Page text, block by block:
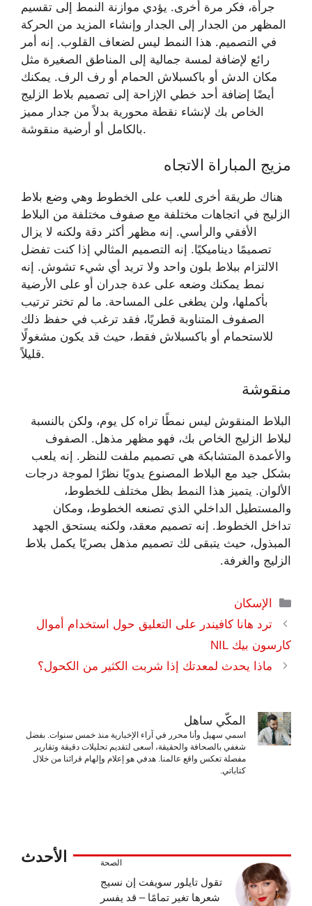
جرأة، فكر مرة أخرى. يؤدي موازنة النمط إلى تقسيم
المظهر من الجدار إلى الجدار وإنشاء المزيد من الحركة
في التصميم. هذا النمط ليس لضعاف القلوب. إنه أمر
رائع لإضافة لمسة جمالية إلى المناطق الصغيرة مثل
مكان الدش أو باكسبلاش الحمام أو رف الرف. يمكنك
أيضًا إضافة أحد خطي الإزاحة إلى تصميم بلاط الزليج
الخاص بك لإنشاء نقطة محورية بدلاً من جدار مميز
بالكامل أو أرضية منقوشة.
مزيج المباراة الاتجاه
هناك طريقة أخرى للعب على الخطوط وهي وضع بلاط
الزليج في اتجاهات مختلفة مع صفوف مختلفة من البلاط
الأفقي والرأسي. إنه مظهر أكثر دقة ولكنه لا يزال
تصميمًا ديناميكيًا. إنه التصميم المثالي إذا كنت تفضل
الالتزام ببلاط بلون واحد ولا تريد أي شيء تشوش. إنه
نمط يمكنك وضعه على عدة جدران أو على الأرضية
بأكملها، ولن يطغى على المساحة. ما لم تختر ترتيب
الصفوف المتناوبة قطريًا، فقد ترغب في حفظ ذلك
للاستحمام أو باكسبلاش فقط، حيث قد يكون مشغولًا
قليلاً.
منقوشة
البلاط المنقوش ليس نمطًا تراه كل يوم، ولكن بالنسبة
لبلاط الزليج الخاص بك، فهو مظهر مذهل. الصفوف
والأعمدة المتشابكة هي تصميم ملفت للنظر. إنه يلعب
بشكل جيد مع البلاط المصنوع يدويًا نظرًا لموجة درجات
الألوان. يتميز هذا النمط بظل مختلف للخطوط،
والمستطيل الداخلي الذي تصنعه الخطوط، ومكان
تداخل الخطوط. إنه تصميم معقد، ولكنه يستحق الجهد
المبذول، حيث يتبقى لك تصميم مذهل بصريًا يكمل بلاط
الزليج والغرفة.
التصنيفات
الإسكان
ترد هانا كافيندر على التعليق حول استخدام أموال
كارسون بيك NIL
ماذا يحدث لمعدتك إذا شربت الكثير من الكحول؟
المكّي ساهل
اسمي سهيل وأنا محرر في آراء الإخبارية منذ خمس سنوات. بفضل
شغفي بالصحافة والحقيقة، أسعى لتقديم تحليلات دقيقة وتقارير
مفصلة تعكس واقع عالمنا. هدفي هو إعلام وإلهام قرائنا من خلال
كتاباتي.
الأحدث الصحة
تقول تايلور سويفت إن نسيج
شعرها تغير تمامًا – قد يفسر